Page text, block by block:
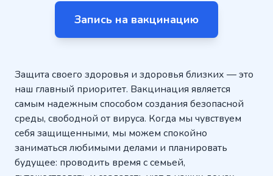
Запись на вакцинацию
Защита своего здоровья и здоровья близких — это
наш главный приоритет. Вакцинация является
самым надежным способом создания безопасной
среды, свободной от вируса. Когда мы чувствуем
себя защищенными, мы можем спокойно
заниматься любимыми делами и планировать
будущее: проводить время с семьей,